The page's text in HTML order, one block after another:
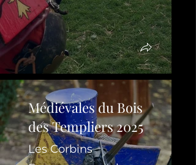
Médiévales du Bois
des Templiers 2025
Les Corbins